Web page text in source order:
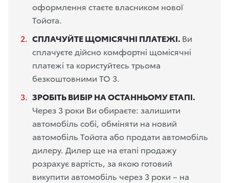
оформлення стаєте власником нової
Тойота.
СПЛАЧУЙТЕ ЩОМІСЯЧНІ ПЛАТЕЖІ. Ви
сплачуєте дійсно комфортні щомісячні
платежі та користуйтесь трьома
безкоштовними ТО 3.
ЗРОБІТЬ ВИБІР НА ОСТАННЬОМУ ЕТАПІ.
Через 3 роки Ви обираєте: залишити
автомобіль собі, обміняти на новий
автомобіль Тойота або продати автомобіль
дилеру. Дилер ще на етапі продажу
розрахує вартість, за якою готовий
викупити автомобіль через 3 роки – на